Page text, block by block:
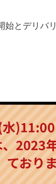
とデリバ